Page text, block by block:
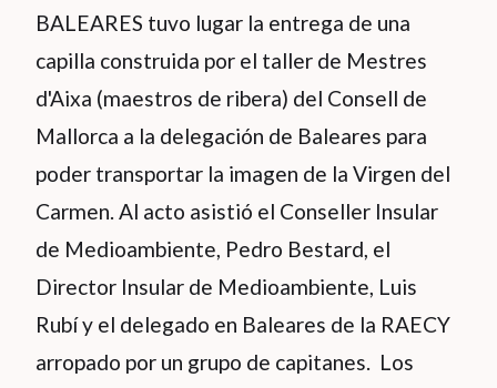
BALEARES tuvo lugar la entrega de una
capilla construida por el taller de Mestres
d'Aixa (maestros de ribera) del Consell de
Mallorca a la delegación de Baleares para
poder transportar la imagen de la Virgen del
Carmen. Al acto asistió el Conseller Insular
de Medioambiente, Pedro Bestard, el
Director Insular de Medioambiente, Luis
Rubí y el delegado en Baleares de la RAECY
arropado por un grupo de capitanes. Los